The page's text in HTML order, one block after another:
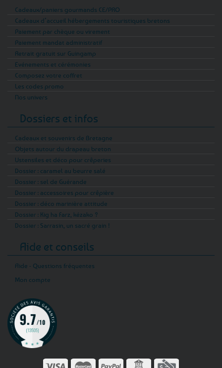
Cadeaux/paniers gourmands CE/PRO
Cadeaux d’accueil hébergements touristiques bretons
Paiement par chèque ou virement
Paiement mandat administratif
Retrait gratuit sur Guingamp
Evénements et cérémonies
Composez votre coffret
Les codes promo
Nos univers
Dossiers et infos
Cadeaux et souvenirs de Bretagne
Objets autour du drapeau breton
Ustensiles et déco pour crêperies
Dossier : caramel au beurre salé
Dossier : sel de Guérande
Dossier : accessoires pour crêpière
Dossier : déco marinière attitude
Dossier : Kig ha Farz, kézako ?
Dossier : Sarrasin, un sacré grain !
Aide et conseils
Aide - Questions fréquentes
Mon compte